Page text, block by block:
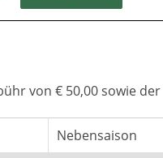
von € 50,00 sowie
Nebensaison